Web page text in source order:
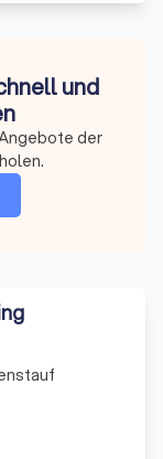
und
der